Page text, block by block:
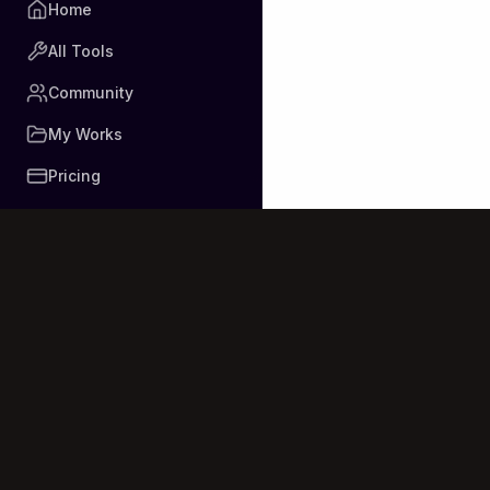
Home
All Tools
Community
My Works
Pricing